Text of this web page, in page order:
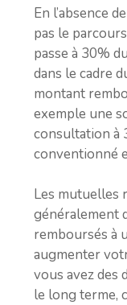
En l’absence
pas le
passe à 30%
dans le cadre
montant
exemple une
consultation à
conventionné
Les mutuelles
généralement
remboursés à
augmenter
vous avez des
le long terme,